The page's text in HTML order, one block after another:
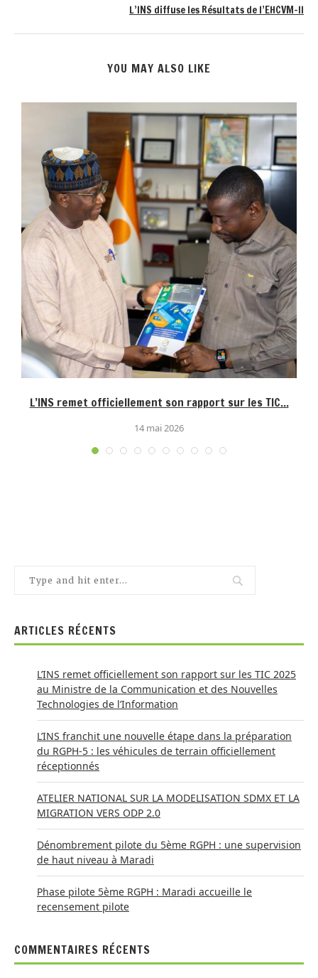
L’INS diffuse les Résultats de l’EHCVM-II
YOU MAY ALSO LIKE
L’INS remet officiellement son rapport sur les TIC...
14 mai 2026
ARTICLES RÉCENTS
L’INS remet officiellement son rapport sur les TIC 2025
au Ministre de la Communication et des Nouvelles
Technologies de l’Information
L’INS franchit une nouvelle étape dans la préparation
du RGPH-5 : les véhicules de terrain officiellement
réceptionnés
ATELIER NATIONAL SUR LA MODELISATION SDMX ET LA
MIGRATION VERS ODP 2.0
Dénombrement pilote du 5ème RGPH : une supervision
de haut niveau à Maradi
Phase pilote 5ème RGPH : Maradi accueille le
recensement pilote
COMMENTAIRES RÉCENTS